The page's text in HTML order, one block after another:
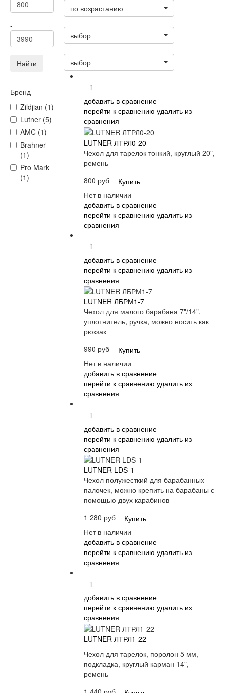
-
Найти
Бренд
Zildjian (1)
Lutner (5)
AMC (1)
Brahner
(1)
Pro Mark
(1)
по возрастанию
выбор
выбор
i
добавить в сравнение
перейти к сравнению удалить из
сравнения
LUTNER ЛТРЛ0-20
Чехол для тарелок тонкий, круглый 20",
ремень
800 руб
Купить
Нет в наличии
добавить в сравнение
перейти к сравнению удалить из
сравнения
i
добавить в сравнение
перейти к сравнению удалить из
сравнения
LUTNER ЛБРМ1-7
Чехол для малого барабана 7"/14",
уплотнитель, ручка, можно носить как
рюкзак
990 руб
Купить
Нет в наличии
добавить в сравнение
перейти к сравнению удалить из
сравнения
i
добавить в сравнение
перейти к сравнению удалить из
сравнения
LUTNER LDS-1
Чехол полужесткий для барабанных
палочек, можно крепить на барабаны с
помощью двух карабинов
1 280 руб
Купить
Нет в наличии
добавить в сравнение
перейти к сравнению удалить из
сравнения
i
добавить в сравнение
перейти к сравнению удалить из
сравнения
LUTNER ЛТРЛ1-22
Чехол для тарелок, поролон 5 мм,
подкладка, круглый карман 14",
ремень